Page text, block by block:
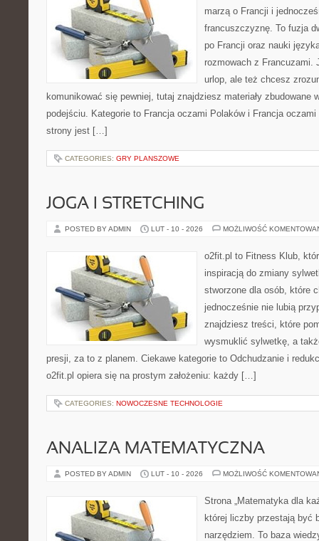
marzą o Francji i
francuszczyznę. To fuzja
po Francji oraz nauki
rozmowach z Francuzami.
urlop, ale też chcesz
komunikować się pewniej, tutaj znajdziesz materiały zbudowane
podejściu. Kategorie to Francja oczami Polaków i Francja
strony jest […]
CATEGORIES: GRY PLANSZOWE
JOGA I STRETCHING
POSTED BY ADMIN LUT - 10 - 2026 MOŻLIWOŚĆ
o2fit.pl to Fitness Klub,
inspiracją do zmiany
stworzone dla osób, które
jednocześnie nie lubią
znajdziesz treści, które
wysmuklić sylwetkę, a
presji, za to z planem. Ciekawe kategorie to Odchudzanie i
o2fit.pl opiera się na prostym założeniu: każdy […]
CATEGORIES: NOWOCZESNE TECHNOLOGIE
ANALIZA MATEMATYCZNA
POSTED BY ADMIN LUT - 10 - 2026 MOŻLIWOŚĆ
Strona „Matematyka dla
której liczby przestają być
narzędziem. To baza